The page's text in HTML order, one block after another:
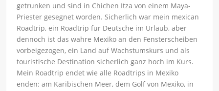
getrunken und sind in Chichen Itza von einem Maya-
Priester gesegnet worden. Sicherlich war mein mexican
Roadtrip, ein Roadtrip für Deutsche im Urlaub, aber
dennoch ist das wahre Mexiko an den Fensterscheiben
vorbeigezogen, ein Land auf Wachstumskurs und als
touristische Destination sicherlich ganz hoch im Kurs.
Mein Roadtrip endet wie alle Roadtrips in Mexiko
enden: am Karibischen Meer, dem Golf von Mexiko, in